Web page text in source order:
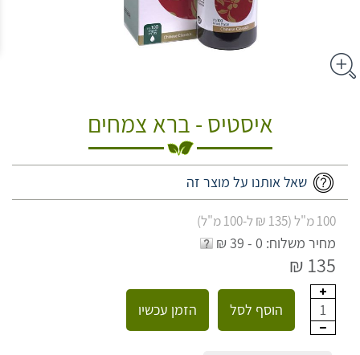
איסטיס - ברא צמחים
שאל אותנו על מוצר זה
100 מ"ל (135 ₪ ל-100 מ"ל)
מחיר משלוח: 0 - 39 ₪
135 ₪
1 הוסף לסל הזמן עכשיו